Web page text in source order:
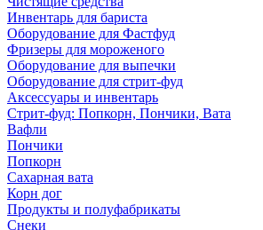
Инвентарь для бариста
Оборудование для Фастфуд
Фризеры для мороженого
Оборудование для выпечки
Оборудование для стрит-фуд
Аксессуары и инвентарь
Стрит-фуд: Попкорн, Пончики, Вата
Вафли
Пончики
Попкорн
Сахарная вата
Корн дог
Продукты и полуфабрикаты
Снеки